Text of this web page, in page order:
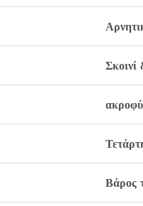
Σκοινί
Βάρος